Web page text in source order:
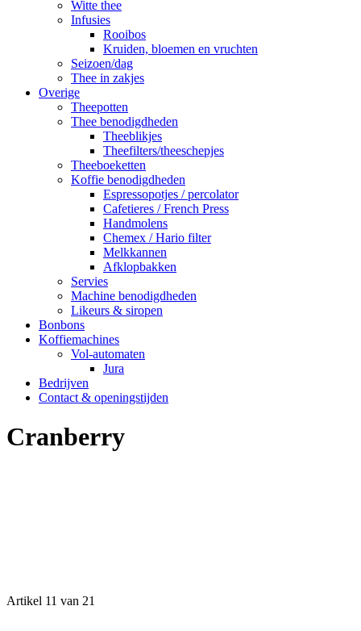
Witte thee
Infusies
Rooibos
Kruiden, bloemen en vruchten
Seizoen/dag
Thee in zakjes
Overige
Theepotten
Thee benodigdheden
Theeblikjes
Theefilters/theeschepjes
Theeboeketten
Koffie benodigdheden
Espressopotjes / percolator
Cafetieres / French Press
Handmolens
Chemex / Hario filter
Melkkannen
Afklopbakken
Servies
Machine benodigdheden
Likeurs & siropen
Bonbons
Koffiemachines
Vol-automaten
Jura
Bedrijven
Contact & openingstijden
Cranberry
Artikel 11 van 21